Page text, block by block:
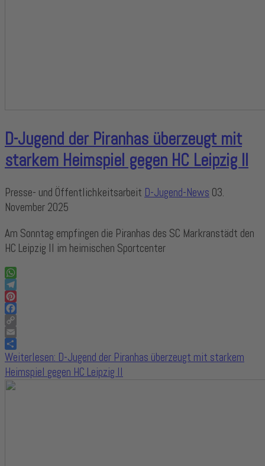
D-Jugend der Piranhas überzeugt mit
starkem Heimspiel gegen HC Leipzig II
Presse- und Öffentlichkeitsarbeit D-Jugend-News 03.
November 2025
Am Sonntag empfingen die Piranhas des SC Markranstädt den
HC Leipzig II im heimischen Sportcenter
WhatsApp
Telegram
Pinterest
Facebook
Copy
Link
Email
Share
Weiterlesen: D-Jugend der Piranhas überzeugt mit starkem
Heimspiel gegen HC Leipzig II